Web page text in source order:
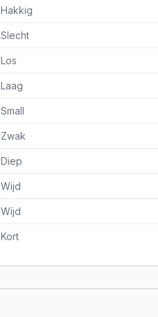
Hakkig
Slecht
Los
Laag
Small
Zwak
Diep
Wijd
Wijd
Kort